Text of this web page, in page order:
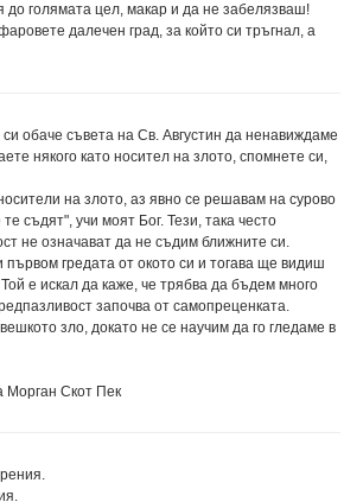
голямата цел, макар и да не забелязваш!
далечен град, за който си тръгнал, а
обаче съвета на Св. Августин да ненавиждаме
някого като носител на злото, спомнете си,
на злото, аз явно се решавам на сурово
съдят", учи моят Бог. Тези, така често
не означават да не съдим ближните си.
гредата от окото си и тогава ще видиш
е искал да каже, че трябва да бъдем много
започва от самопреценката.
зло, докато не се научим да го гледаме в
Морган Скот Пек